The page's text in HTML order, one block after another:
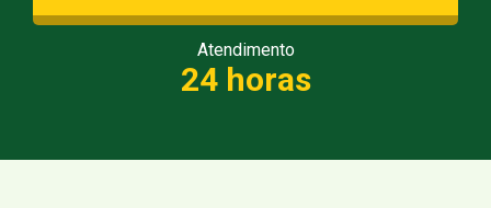
Atendimento
24 horas